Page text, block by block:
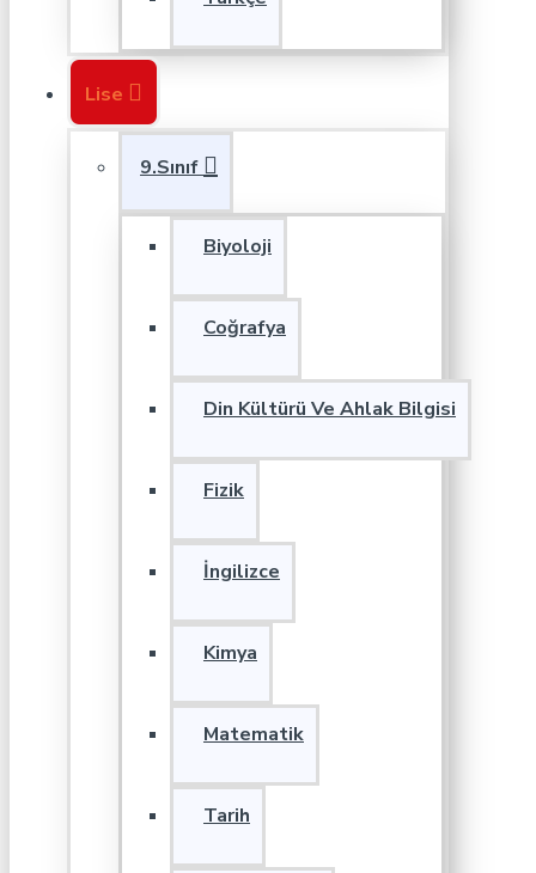
Lise
9.Sınıf
Biyoloji
Coğrafya
Din Kültürü Ve Ahlak Bilgisi
Fizik
İngilizce
Kimya
Matematik
Tarih